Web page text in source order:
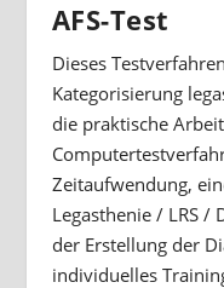
AFS-Test
Dieses
Kategorisierung
die praktische
Zeitaufwendung,
Legasthenie / LRS /
der Erstellung der
individuelles